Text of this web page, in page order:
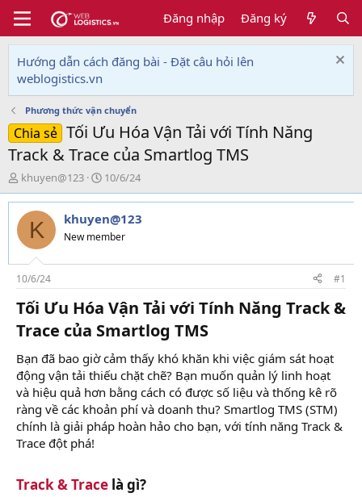
Đăng nhập Đăng ký
Hướng dẫn cách đăng bài - Đặt câu hỏi lên
weblogistics.vn
Phương thức vận chuyển
Chia sẻ Tối Ưu Hóa Vận Tải với Tính Năng
Track & Trace của Smartlog TMS
T
h
r
e
d
s
t
a
r
t
e
khuyen@123
N
g
à
y
g
i
10/6/24
K khuyen@123
New member
10/6/24 #1
Tối Ưu Hóa Vận Tải với Tính Năng Track &
Trace của Smartlog TMS​
Bạn đã bao giờ cảm thấy khó khăn khi việc giám sát hoạt
động vận tải thiếu chặt chẽ? Bạn muốn quản lý linh hoạt
và hiệu quả hơn bằng cách có được số liệu và thống kê rõ
ràng về các khoản phí và doanh thu? Smartlog TMS (STM)
chính là giải pháp hoàn hảo cho bạn, với tính năng Track &
Trace đột phá!
Track & Trace là gì?​